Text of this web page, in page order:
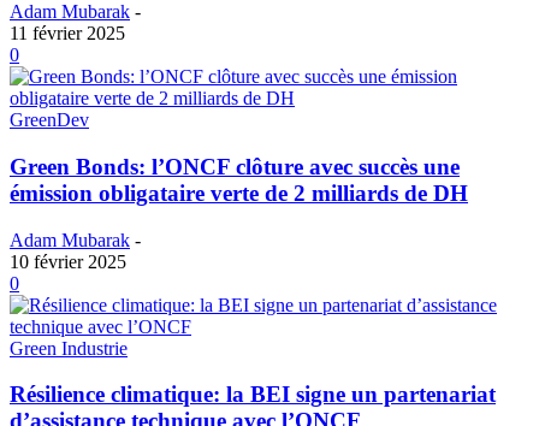
Adam Mubarak -
11 février 2025
0
GreenDev
Green Bonds: l’ONCF clôture avec succès une
émission obligataire verte de 2 milliards de DH
Adam Mubarak -
10 février 2025
0
Green Industrie
Résilience climatique: la BEI signe un partenariat